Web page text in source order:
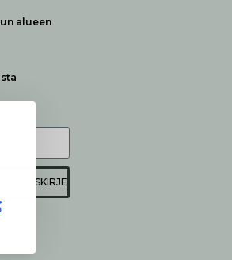
alueen
UUTISKIRJE